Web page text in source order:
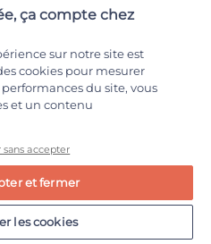
exterieures
Cloture lisse
Colonne de
bain avec
ça compte chez
sur notre site est
cookies pour mesurer
du site, vous
et un contenu
accepter
et fermer
les cookies